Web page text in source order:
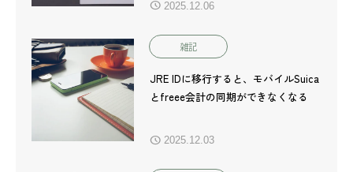
2025.12.06
雑記
JRE IDに移行すると、モバイルSuica
とfreee会計の同期ができなくなる
2025.12.03